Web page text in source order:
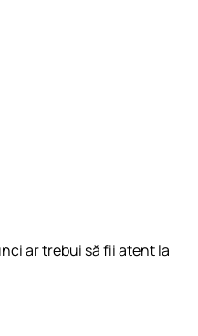
ar trebui să fii atent la